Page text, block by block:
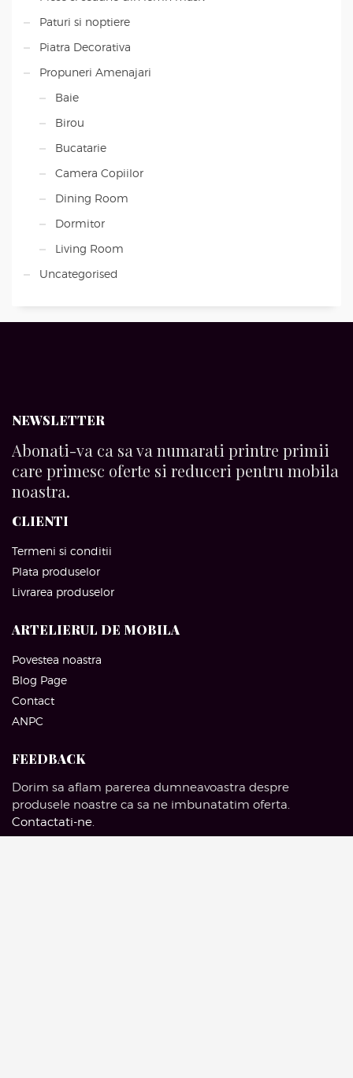
Paturi si noptiere
Piatra Decorativa
Propuneri Amenajari
Baie
Birou
Bucatarie
Camera Copiilor
Dining Room
Dormitor
Living Room
Uncategorised
NEWSLETTER
Abonati-va ca sa va numarati printre primii
care primesc oferte si reduceri pentru mobila
noastra.
CLIENTI
Termeni si conditii
Plata produselor
Livrarea produselor
ARTELIERUL DE MOBILA
Povestea noastra
Blog Page
Contact
ANPC
FEEDBACK
Dorim sa aflam parerea dumneavoastra despre
produsele noastre ca sa ne imbunatatim oferta.
Contactati-ne.